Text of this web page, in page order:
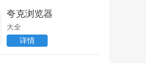
夸克浏览器
大全
详情